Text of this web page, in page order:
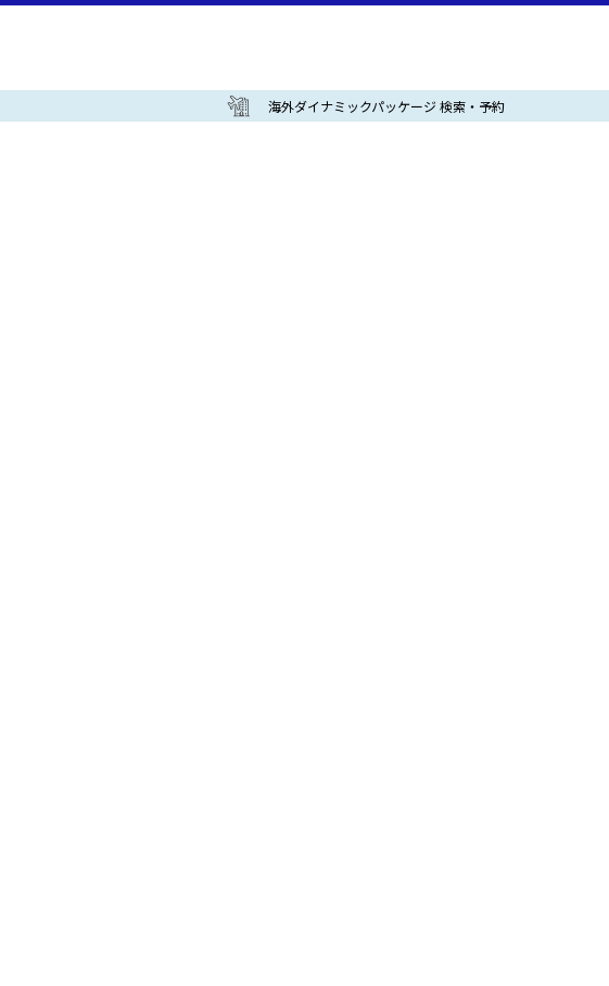
海外ダイナミックパッケージ 検索・予約